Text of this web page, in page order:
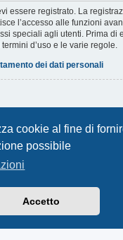
cookie al fine di
possibile
Accetto
essere registrato. La
l’accesso alle funzioni
speciali agli utenti. Prima di
d’uso e le varie regole.
dei dati personali
Cancella cookie
Contattaci
Traduzione Italiana